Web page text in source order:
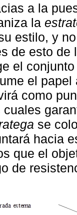
a la
la
estilo, y
de esto
el
el
como
se
hacia
que el
de